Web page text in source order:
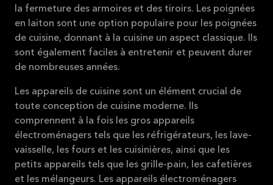
la fermeture des armoires et des tiroirs. Les poignées
en laiton sont une option populaire pour les poignées
de cuisine, donnant à la cuisine un aspect classique. Ils
sont également faciles à entretenir et peuvent durer
de nombreuses années.
Les appareils de cuisine sont un élément crucial de
toute conception de cuisine moderne. Ils
comprennent à la fois les gros appareils
électroménagers tels que les réfrigérateurs, les lave-
vaisselle, les fours et les cuisinières, ainsi que les
petits appareils tels que les grille-pain, les cafetières
et les mélangeurs. Les appareils électroménagers